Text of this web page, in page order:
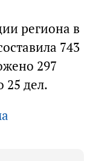
региона в
743
297
25 дел.